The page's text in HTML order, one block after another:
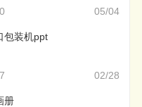
05/04
包装机ppt
02/28
册